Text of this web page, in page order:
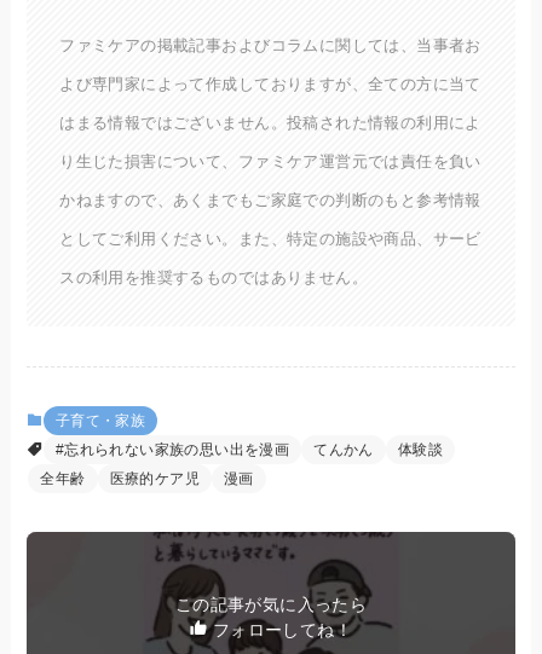
ファミケアの掲載記事およびコラムに関しては、当事者お
よび専門家によって作成しておりますが、全ての方に当て
はまる情報ではございません。投稿された情報の利用によ
り生じた損害について、ファミケア運営元では責任を負い
かねますので、あくまでもご家庭での判断のもと参考情報
としてご利用ください。また、特定の施設や商品、サービ
スの利用を推奨するものではありません。
子育て・家族
#忘れられない家族の思い出を漫画
てんかん
体験談
全年齢
医療的ケア児 漫画
この記事が気に入ったら
フォローしてね！